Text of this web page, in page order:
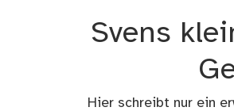
Svens
Hier schreibt nur ein